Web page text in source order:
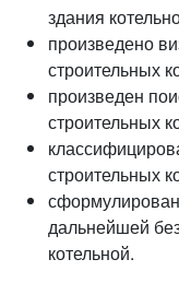
здания
произведено
строительных
произведен
строительных
строительных
дальнейшей
котельной.